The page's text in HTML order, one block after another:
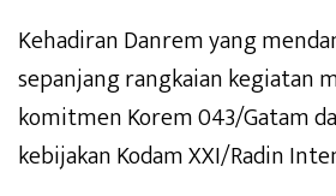
Kehadiran Danrem yang
sepanjang rangkaian kegiatan
komitmen Korem 043/Gatam
kebijakan Kodam XXI/Radin